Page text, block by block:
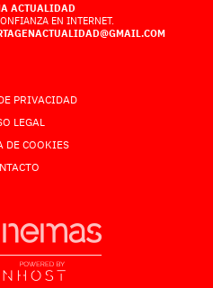
ACTUALIDAD
EN INTERNET.
PRIVACIDAD
LEGAL
DE COOKIES